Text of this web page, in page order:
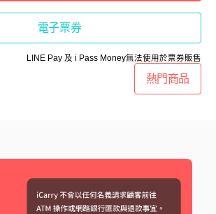
電子票券
LINE Pay 及 i Pass Money無法使用於票券販售
熱門商品